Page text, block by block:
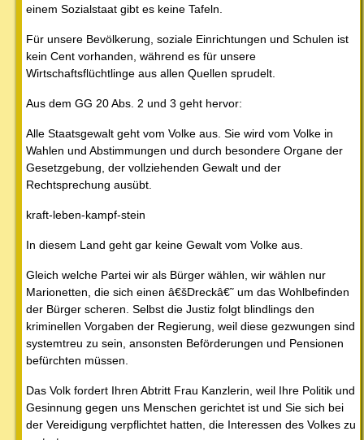
einem Sozialstaat gibt es keine Tafeln.
Für unsere Bevölkerung, soziale Einrichtungen und Schulen ist
kein Cent vorhanden, während es für unsere
Wirtschaftsflüchtlinge aus allen Quellen sprudelt.
Aus dem GG 20 Abs. 2 und 3 geht hervor:
Alle Staatsgewalt geht vom Volke aus. Sie wird vom Volke in
Wahlen und Abstimmungen und durch besondere Organe der
Gesetzgebung, der vollziehenden Gewalt und der
Rechtsprechung ausübt.
kraft-leben-kampf-stein
In diesem Land geht gar keine Gewalt vom Volke aus.
Gleich welche Partei wir als Bürger wählen, wir wählen nur
Marionetten, die sich einen â€šDreckâ€˜ um das Wohlbefinden
der Bürger scheren. Selbst die Justiz folgt blindlings den
kriminellen Vorgaben der Regierung, weil diese gezwungen sind
systemtreu zu sein, ansonsten Beförderungen und Pensionen
befürchten müssen.
Das Volk fordert Ihren Abtritt Frau Kanzlerin, weil Ihre Politik und
Gesinnung gegen uns Menschen gerichtet ist und Sie sich bei
der Vereidigung verpflichtet hatten, die Interessen des Volkes zu